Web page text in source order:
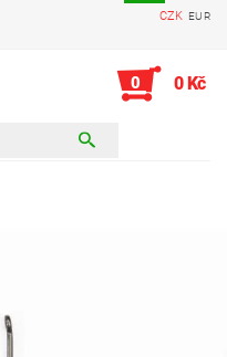
CZK EUR
0 0 Kč